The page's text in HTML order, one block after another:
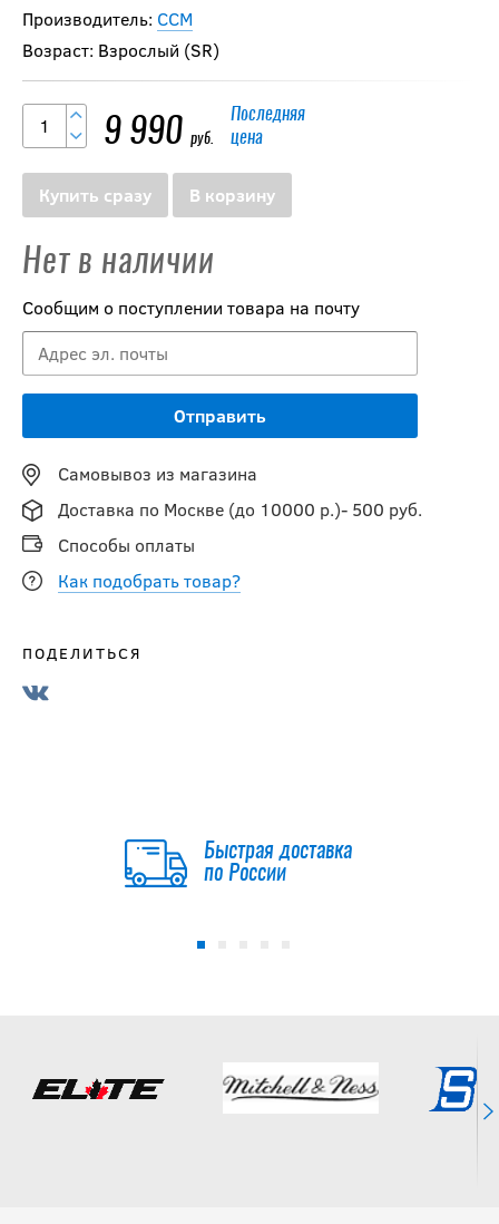
Производитель: CCM
Возраст: Взрослый (SR)
9 990 руб.
Последняя
цена
Купить сразу В корзину
Нет в наличии
Сообщим о поступлении товара на почту
Самовывоз из магазина
Доставка по Москве (до 10000 р.)- 500 руб.
Способы оплаты
Как подобрать товар?
ПОДЕЛИТЬСЯ
Быстрая доставка
по России